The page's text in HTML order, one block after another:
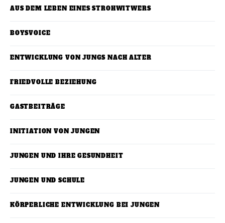
AUS DEM LEBEN EINES STROHWITWERS
BOYSVOICE
ENTWICKLUNG VON JUNGS NACH ALTER
FRIEDVOLLE BEZIEHUNG
GASTBEITRÄGE
INITIATION VON JUNGEN
JUNGEN UND IHRE GESUNDHEIT
JUNGEN UND SCHULE
KÖRPERLICHE ENTWICKLUNG BEI JUNGEN